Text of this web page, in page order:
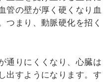
管の壁が厚く硬くなり血
つまり、動脈硬化を招く
通りにくくなり、心臓は
出すようになります。す